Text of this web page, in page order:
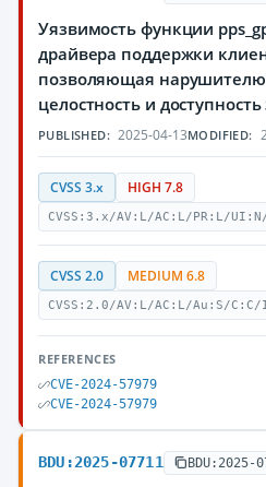
Уязвимость функции
драйвера поддержки
позволяющая нарушителю
целостность и
PUBLISHED: 2025-04-13MODIFIED:
CVSS 3.x HIGH 7.8
CVSS:3.x/AV:L/AC:L/PR:L/
CVSS 2.0 MEDIUM 6.8
CVSS:2.0/AV:L/AC:L/Au:S/
REFERENCES
CVE-2024-57979
CVE-2024-57979
BDU:2025-07711 BDU:2025-